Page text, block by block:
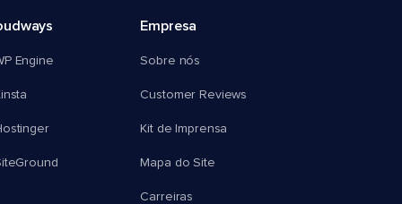
Engine
Empresa
Sobre nós
Customer Reviews
Kit de Imprensa
Mapa do Site
Carreiras